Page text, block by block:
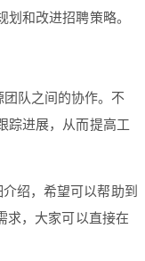
和改进招聘策略。
队之间的协作。不
踪进展，从而提高工
介绍，希望可以帮助到
求，大家可以直接在